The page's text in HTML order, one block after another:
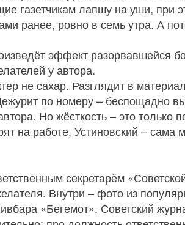
газетчикам лапшу на уши, при
ранее, ровно в семь утра. А
эффект разорвавшейся
у автора.
не сахар. Разглядит в
по номеру – беспощадно
Но жёсткость – это только
на работе, Устиновский – сама
секретарём
Внутри – фото из
«Бегемот». Советский